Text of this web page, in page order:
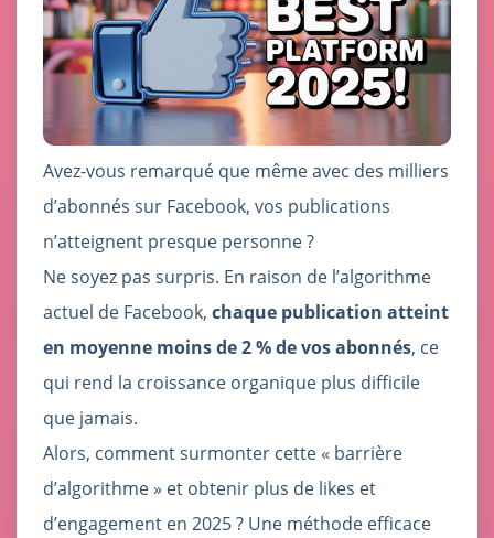
Avez-vous remarqué que même avec des milliers
d’abonnés sur Facebook, vos publications
n’atteignent presque personne ?
Ne soyez pas surpris. En raison de l’algorithme
actuel de Facebook, chaque publication atteint
en moyenne moins de 2 % de vos abonnés, ce
qui rend la croissance organique plus difficile
que jamais.
Alors, comment surmonter cette « barrière
d’algorithme » et obtenir plus de likes et
d’engagement en 2025 ? Une méthode efficace